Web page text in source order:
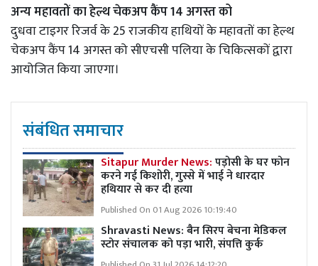
अन्य महावतों का हेल्थ चेकअप कैंप 14 अगस्त को
दुधवा टाइगर रिजर्व के 25 राजकीय हाथियों के महावतों का हेल्थ
चेकअप कैंप 14 अगस्त को सीएचसी पलिया के चिकित्सकों द्वारा
आयोजित किया जाएगा।
संबंधित समाचार
Sitapur Murder News:पड़ोसी के घर फोन
करने गई किशोरी, गुस्से में भाई ने धारदार
हथियार से कर दी हत्या
Published On 01 Aug 2026 10:19:40
Shravasti News:बैन सिरप बेचना मेडिकल
स्टोर संचालक को पड़ा भारी, संपत्ति कुर्क